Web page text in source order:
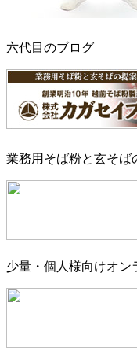
六代目のブログ
業務用そば粉と玄そば
少量・個人様向けオン